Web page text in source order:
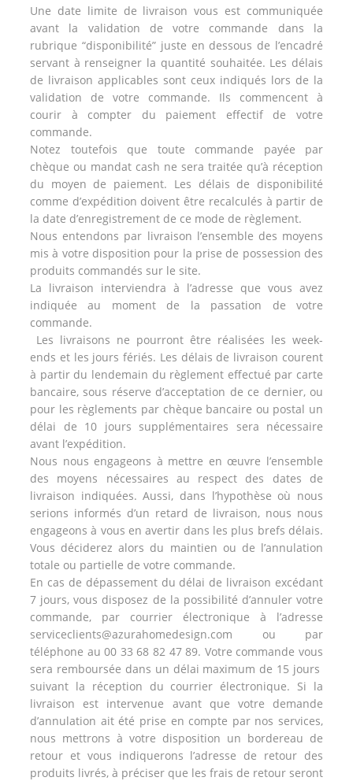
Une date limite de livraison vous est communiquée
avant la validation de votre commande dans la
rubrique “disponibilité” juste en dessous de l’encadré
servant à renseigner la quantité souhaitée. Les délais
de livraison applicables sont ceux indiqués lors de la
validation de votre commande. Ils commencent à
courir à compter du paiement effectif de votre
commande.
Notez toutefois que toute commande payée par
chèque ou mandat cash ne sera traitée qu’à réception
du moyen de paiement. Les délais de disponibilité
comme d’expédition doivent être recalculés à partir de
la date d’enregistrement de ce mode de règlement.
Nous entendons par livraison l’ensemble des moyens
mis à votre disposition pour la prise de possession des
produits commandés sur le site.
La livraison interviendra à l’adresse que vous avez
indiquée au moment de la passation de votre
commande.
Les livraisons ne pourront être réalisées les week-
ends et les jours fériés. Les délais de livraison courent
à partir du lendemain du règlement effectué par carte
bancaire, sous réserve d’acceptation de ce dernier, ou
pour les règlements par chèque bancaire ou postal un
délai de 10 jours supplémentaires sera nécessaire
avant l’expédition.
Nous nous engageons à mettre en œuvre l’ensemble
des moyens nécessaires au respect des dates de
livraison indiquées. Aussi, dans l’hypothèse où nous
serions informés d’un retard de livraison, nous nous
engageons à vous en avertir dans les plus brefs délais.
Vous déciderez alors du maintien ou de l’annulation
totale ou partielle de votre commande.
En cas de dépassement du délai de livraison excédant
7 jours, vous disposez de la possibilité d’annuler votre
commande, par courrier électronique à l’adresse
serviceclients@azurahomedesign.com ou par
téléphone au 00 33 68 82 47 89. Votre commande vous
sera remboursée dans un délai maximum de 15 jours
suivant la réception du courrier électronique. Si la
livraison est intervenue avant que votre demande
d’annulation ait été prise en compte par nos services,
nous mettrons à votre disposition un bordereau de
retour et vous indiquerons l’adresse de retour des
produits livrés, à préciser que les frais de retour seront